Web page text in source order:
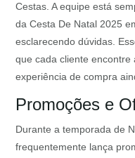
Cestas. A equipe está
da Cesta De Natal 2025
esclarecendo dúvidas.
que cada cliente
experiência de compra
Promoções e
Durante a temporada de
frequentemente lança